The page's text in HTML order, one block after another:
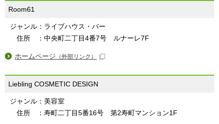
Room61
ジャンル：ライブハウス・バー
住所 ：中央町二丁目4番7号 ルナーレ7F
ホームページ （外部リンク）
Liebling COSMETIC DESIGN
ジャンル：美容室
住所 ：寿町二丁目5番16号 第2寿町マンション1F